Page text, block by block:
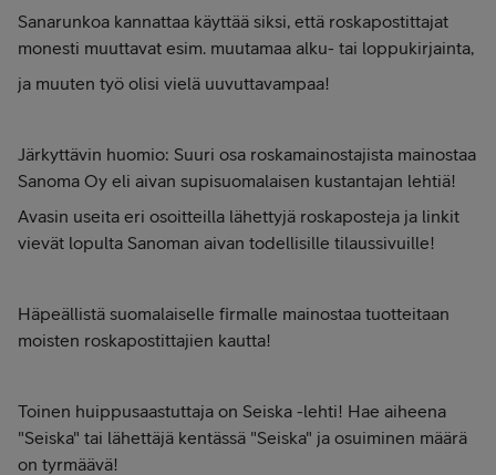
Sanarunkoa kannattaa käyttää siksi, että roskapostittajat
monesti muuttavat esim. muutamaa alku- tai loppukirjainta,
ja muuten työ olisi vielä uuvuttavampaa!
Järkyttävin huomio: Suuri osa roskamainostajista mainostaa
Sanoma Oy eli aivan supisuomalaisen kustantajan lehtiä!
Avasin useita eri osoitteilla lähettyjä roskaposteja ja linkit
vievät lopulta Sanoman aivan todellisille tilaussivuille!
Häpeällistä suomalaiselle firmalle mainostaa tuotteitaan
moisten roskapostittajien kautta!
Toinen huippusaastuttaja on Seiska -lehti! Hae aiheena
"Seiska" tai lähettäjä kentässä "Seiska" ja osuiminen määrä
on tyrmäävä!